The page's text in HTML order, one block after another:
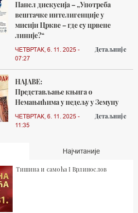
Панел дискусија – „Употреба
вештачке интелигенције у
мисији Цркве – где су црвене
линије?“
ЧЕТВРТАК, 6. 11. 2025 -
07:27
Детаљније
НАЈАВЕ:
Представљање књига о
Немањићима у недељу у Земуну
ЧЕТВРТАК, 6. 11. 2025 -
11:35
Детаљније
Најчитаније
Тишина и самоћа I Врлинослов